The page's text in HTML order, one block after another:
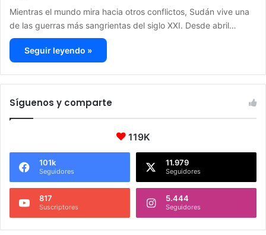
Mientras el mundo mira hacia otros conflictos, Sudán vive una
de las guerras más sangrientas del siglo XXI. Desde abril…
Seguir leyendo »
Síguenos y comparte
119K
101k
Seguidores
11.979
Seguidores
817
Suscriptores
5.444
Seguidores